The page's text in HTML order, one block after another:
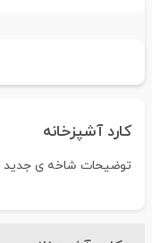
کارد آشپزخانه
توضیحات شاخه ی جدید